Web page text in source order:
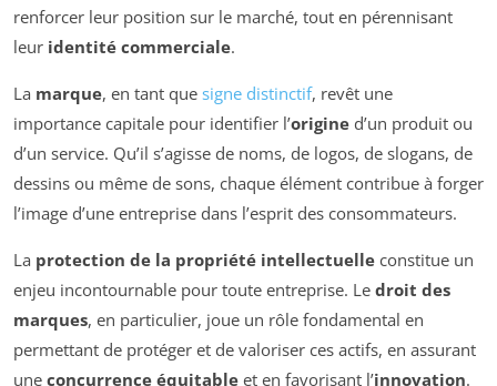
renforcer leur position sur le marché, tout en pérennisant
leur identité commerciale.
La marque, en tant que signe distinctif, revêt une
importance capitale pour identifier l’origine d’un produit ou
d’un service. Qu’il s’agisse de noms, de logos, de slogans, de
dessins ou même de sons, chaque élément contribue à forger
l’image d’une entreprise dans l’esprit des consommateurs.
La protection de la propriété intellectuelle constitue un
enjeu incontournable pour toute entreprise. Le droit des
marques, en particulier, joue un rôle fondamental en
permettant de protéger et de valoriser ces actifs, en assurant
une concurrence équitable et en favorisant l’innovation.